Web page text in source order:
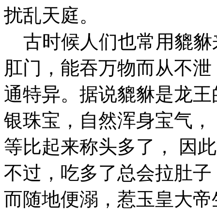
扰乱天庭。
古时候人们也常用貔貅
肛门，能吞万物而从不
通特异。据说貔貅是龙
银珠宝，自然浑身宝气
等比起来称头多了， 因
不过，吃多了总会拉肚
而随地便溺，惹玉皇大